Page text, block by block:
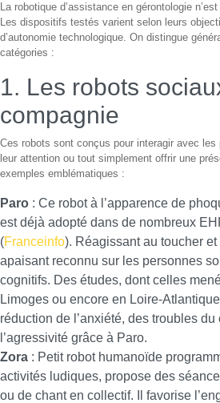
La robotique d’assistance en gérontologie
Les dispositifs testés varient selon leurs
d’autonomie technologique. On distingue
catégories :
1. Les robots
compagnie
Ces robots sont conçus pour interagir avec
leur attention ou tout simplement offrir une
exemples emblématiques :
Paro : Ce robot à l’apparence de
est déjà adopté dans de nombreux
(Franceinfo). Réagissant au toucher
apaisant reconnu sur les personnes
cognitifs. Des études, dont celles
Limoges ou encore en Loire-
réduction de l’anxiété, des troubles
l’agressivité grâce à Paro.
Zora : Petit robot humanoïde
activités ludiques, propose des
ou de chant en collectif. Il favorise